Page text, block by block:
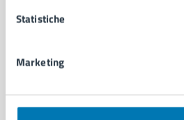
Statistiche
Marketing
Comune di Napoli
AMMINISTRAZIONE
Organi di governo